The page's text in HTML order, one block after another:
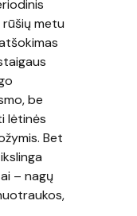
metu
be
lėtinės
Bet
– nagų